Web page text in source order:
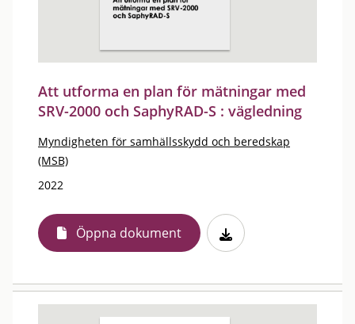
Att utforma en plan för mätningar med
SRV-2000 och SaphyRAD-S : vägledning
Myndigheten för samhällsskydd och beredskap
(MSB)
2022
Öppna dokument